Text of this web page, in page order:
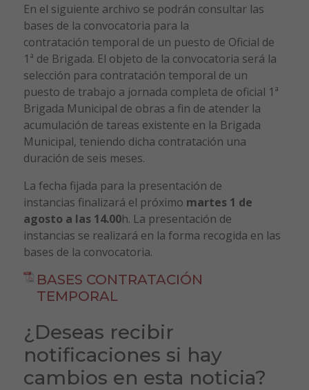
En el siguiente archivo se podrán consultar las
bases de la convocatoria para la
contratación temporal de un puesto de Oficial de
1ª de Brigada. El objeto de la convocatoria será la
selección para contratación temporal de un
puesto de trabajo a jornada completa de oficial 1ª
Brigada Municipal de obras a fin de atender la
acumulación de tareas existente en la Brigada
Municipal, teniendo dicha contratación una
duración de seis meses.
La fecha fijada para la presentación de
instancias finalizará el próximo martes 1 de
agosto a las 14.00h. La presentación de
instancias se realizará en la forma recogida en las
bases de la convocatoria.
BASES CONTRATACIÓN
TEMPORAL
¿Deseas recibir
notificaciones si hay
cambios en esta noticia?